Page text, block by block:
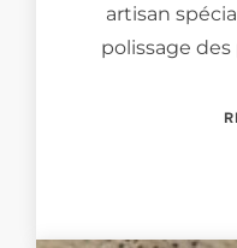
artisan
polissage